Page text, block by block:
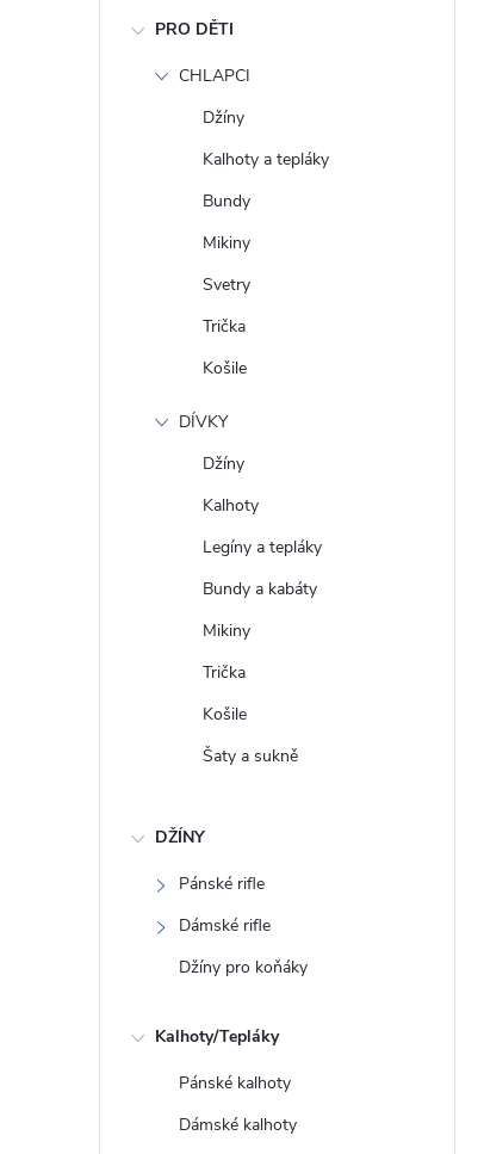
PRO DĚTI
CHLAPCI
Džíny
Kalhoty a tepláky
Bundy
Mikiny
Svetry
Trička
Košile
DÍVKY
Džíny
Kalhoty
Legíny a tepláky
Bundy a kabáty
Mikiny
Trička
Košile
Šaty a sukně
DŽÍNY
Pánské rifle
Dámské rifle
Džíny pro koňáky
Kalhoty/Tepláky
Pánské kalhoty
Dámské kalhoty